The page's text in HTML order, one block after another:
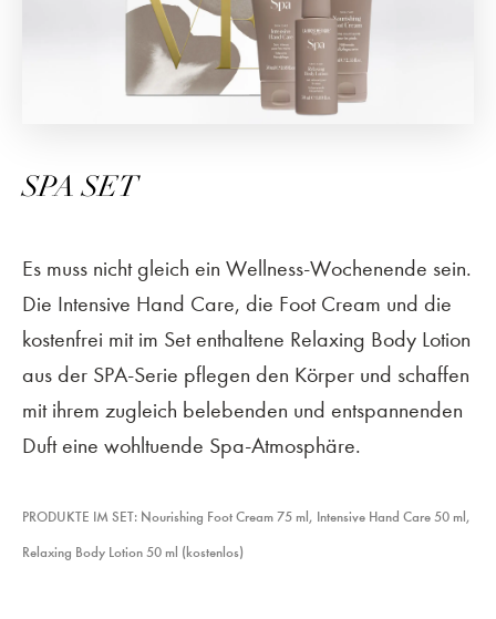
SPA SET
Es muss nicht gleich ein Wellness-Wochenende sein.
Die Intensive Hand Care, die Foot Cream und die
kostenfrei mit im Set enthaltene Relaxing Body Lotion
aus der SPA-Serie pflegen den Körper und schaffen
mit ihrem zugleich belebenden und entspannenden
Duft eine wohltuende Spa-Atmosphäre.
PRODUKTE IM SET: Nourishing Foot Cream 75 ml, Intensive Hand Care 50 ml,
Relaxing Body Lotion 50 ml (kostenlos)